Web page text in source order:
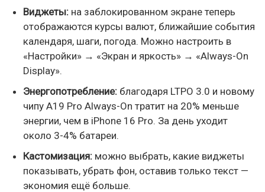
Виджеты: на заблокированном экране теперь
отображаются курсы валют, ближайшие события
календаря, шаги, погода. Можно настроить в
«Настройки» → «Экран и яркость» → «Always-On
Display».
Энергопотребление: благодаря LTPO 3.0 и новому
чипу A19 Pro Always-On тратит на 20% меньше
энергии, чем в iPhone 16 Pro. За день уходит
около 3-4% батареи.
Кастомизация: можно выбрать, какие виджеты
показывать, убрать фон, оставив только текст —
экономия ещё больше.